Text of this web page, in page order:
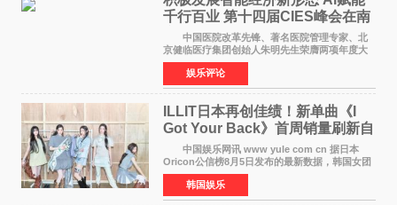
千行百业 第十四届CIES峰会在南
京盛大召开
中国医院改革先锋、著名医院管理专家、北
京健临医疗集团创始人朱明先生荣膺两项年度大
奖 2026年7月31日，盛夏金陵，长江之畔，
以重落地·真务实·强链接为主题的2026&lsquo;人
工智能+&rsquo
娱乐评论
ILLIT日本再创佳绩！新单曲《I
Got Your Back》首周销量刷新自
身纪录
中国娱乐网讯 www yule com cn 据日本
Oricon公信榜8月5日发布的最新数据，韩国女团
ILLIT在日本发行的第二张单曲《I Got Your
Back》首周销量达到71,009张，成功跻身最新一
期周单曲排行
韩国娱乐